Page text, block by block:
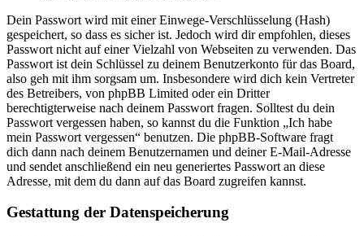
Dein Passwort wird mit einer Einwege-Verschlüsselung (Hash)
gespeichert, so dass es sicher ist. Jedoch wird dir empfohlen, dieses
Passwort nicht auf einer Vielzahl von Webseiten zu verwenden. Das
Passwort ist dein Schlüssel zu deinem Benutzerkonto für das Board,
also geh mit ihm sorgsam um. Insbesondere wird dich kein Vertreter
des Betreibers, von phpBB Limited oder ein Dritter
berechtigterweise nach deinem Passwort fragen. Solltest du dein
Passwort vergessen haben, so kannst du die Funktion „Ich habe
mein Passwort vergessen“ benutzen. Die phpBB-Software fragt
dich dann nach deinem Benutzernamen und deiner E-Mail-Adresse
und sendet anschließend ein neu generiertes Passwort an diese
Adresse, mit dem du dann auf das Board zugreifen kannst.
Gestattung der Datenspeicherung